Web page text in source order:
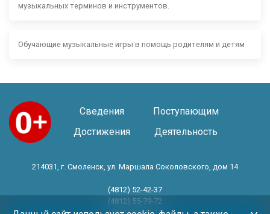
музыкальных терминов и инструментов.
Обучающие музыкальные игры в помощь родителям и детям
Сведения
Поступающим
Достижения
Деятельность
214031, г. Смоленск, ул. Маршала Соколовского, дом 14
(4812) 52-42-37
(4812) 55-79-72